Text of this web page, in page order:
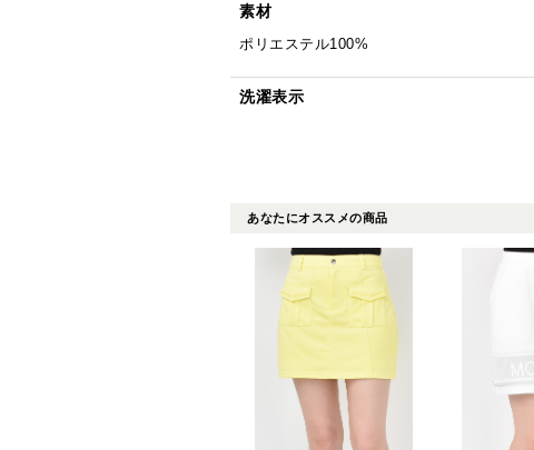
素材
ポリエステル100%
洗濯表示
あなたにオススメの商品